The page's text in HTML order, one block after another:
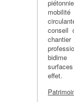
conseil
bidime
effet.